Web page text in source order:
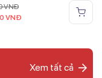
VNĐ
VNĐ
Xem tất cả